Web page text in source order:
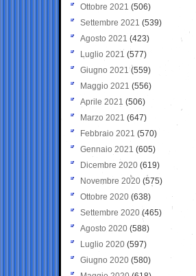
Ottobre 2021 (506)
Settembre 2021 (539)
Agosto 2021 (423)
Luglio 2021 (577)
Giugno 2021(559)
Maggio 2021 (556)
Aprile 2021 (506)
Marzo 2021 (647)
Febbraio 2021 (570)
Gennaio 2021 (605)
Dicembre 2020 (619)
Novembre 2020 (575)
Ottobre 2020 (638)
Settembre 2020(465)
Agosto 2020 (588)
Luglio 2020 (597)
Giugno 2020 (580)